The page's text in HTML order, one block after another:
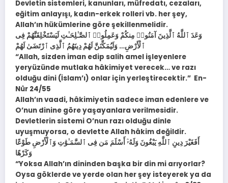
Devletin sistemleri, kanunları, müfredatı, cezaları,
eğitim anlayışı, kadın-erkek rolleri vb. her şey,
Allah’ın hükümlerine göre şekillenmelidir.
وَعَدَ ٱللَّهُ ٱلَّذِينَ آمَنُوا۟ مِنكُمْ وَعَمِلُوا۟ ٱلصَّـٰلِحَـٰتِ لَيَسْتَخْلِفَنَّهُمْ فِى
ٱلْأَرْضِ… وَلَيُمَكِّنَنَّ لَهُمْ دِينَهُمُ ٱلَّذِى ٱرْتَضَىٰ لَهُمْ
“Allah, sizden iman edip salih amel işleyenlere
yeryüzünde mutlaka hâkimiyet verecek… ve razı
olduğu dini (İslam’ı) onlar için yerleştirecektir.” En-
Nûr 24/55
Allah’ın vaadi, hâkimiyetin sadece iman edenlere ve
O’nun dinine göre yaşayanlara verilmesidir.
Devletlerin sistemi O’nun razı olduğu dinle
uyuşmuyorsa, o devlette Allah hâkim değildir.
أَفَغَيْرَ دِينِ ٱللَّهِ يَبْغُونَ وَلَهُۥٓ أَسْلَمَ مَن فِى ٱلسَّمَـٰوَٰتِ وَٱلْأَرْضِ طَوْعًا
وَكَرْهًا
“Yoksa Allah’ın dininden başka bir din mi arıyorlar?
Oysa göklerde ve yerde olan her şey isteyerek ya da